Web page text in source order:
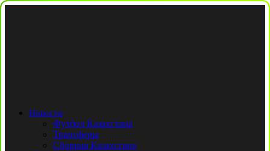
Новости
Футбол Казахстана
Трансферы
Сборная Казахстана